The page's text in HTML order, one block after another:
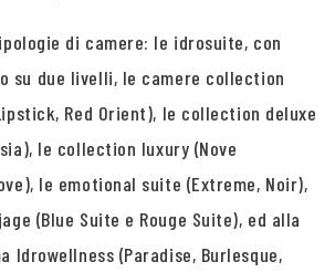
di camere: le idrosuite, con
su due livelli, le camere collection
Red Orient), le collection deluxe
le collection luxury (Nove
le emotional suite (Extreme, Noir),
(Blue Suite e Rouge Suite), ed alla
Idrowellness (Paradise, Burlesque,